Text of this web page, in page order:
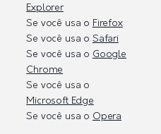
Explorer
Se você usa o Firefox
Se você usa o Safari
Se você usa o Google
Chrome
Se você usa o
Microsoft Edge
Se você usa o Opera